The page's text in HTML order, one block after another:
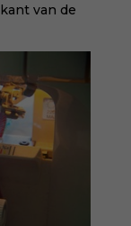
van de